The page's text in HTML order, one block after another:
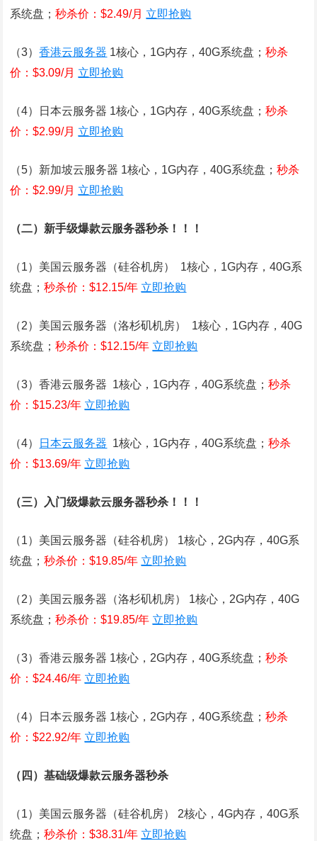
系统盘；秒杀价：$2.49/月 立即抢购
（3）香港云服务器 1核心，1G内存，40G系统盘；秒杀
价：$3.09/月 立即抢购
（4）日本云服务器 1核心，1G内存，40G系统盘；秒杀
价：$2.99/月 立即抢购
（5）新加坡云服务器 1核心，1G内存，40G系统盘；秒杀
价：$2.99/月 立即抢购
（二）新手级爆款云服务器秒杀！！！
（1）美国云服务器（硅谷机房） 1核心，1G内存，40G系
统盘；秒杀价：$12.15/年 立即抢购
（2）美国云服务器（洛杉矶机房） 1核心，1G内存，40G
系统盘；秒杀价：$12.15/年 立即抢购
（3）香港云服务器 1核心，1G内存，40G系统盘；秒杀
价：$15.23/年 立即抢购
（4） 日本云服务器 1核心，1G内存，40G系统盘；秒杀
价：$13.69/年 立即抢购
（三）入门级爆款云服务器秒杀！！！
（1）美国云服务器（硅谷机房） 1核心，2G内存，40G系
统盘；秒杀价：$19.85/年 立即抢购
（2）美国云服务器（洛杉矶机房） 1核心，2G内存，40G
系统盘；秒杀价：$19.85/年 立即抢购
（3）香港云服务器 1核心，2G内存，40G系统盘；秒杀
价：$24.46/年 立即抢购
（4）日本云服务器 1核心，2G内存，40G系统盘；秒杀
价：$22.92/年 立即抢购
（四）基础级爆款云服务器秒杀
（1）美国云服务器（硅谷机房） 2核心，4G内存，40G系
统盘；秒杀价：$38.31/年 立即抢购